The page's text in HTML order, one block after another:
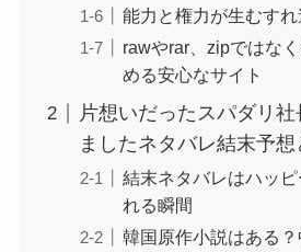
能力と権力が生むす
rawやrar、zipではな
める安心なサイト
片想いだったスパダリ社
ましたネタバレ結末予
結末ネタバレはハッ
れる瞬間
韓国原作小説はある